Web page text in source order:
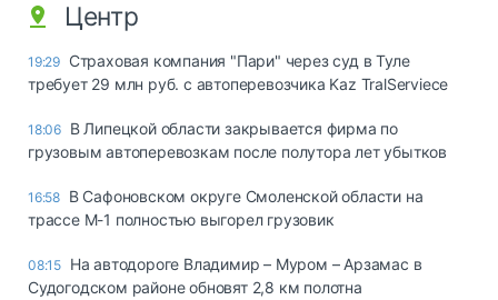
Центр
19:29 Страховая компания "Пари" через суд в Туле
требует 29 млн руб. с автоперевозчика Kaz TralServiece
18:06 В Липецкой области закрывается фирма по
грузовым автоперевозкам после полутора лет убытков
16:58 В Сафоновском округе Смоленской области на
трассе М-1 полностью выгорел грузовик
08:15 На автодороге Владимир – Муром – Арзамас в
Судогодском районе обновят 2,8 км полотна